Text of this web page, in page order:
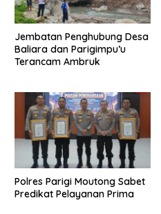
Jembatan Penghubung Desa
Baliara dan Parigimpu’u
Terancam Ambruk
Polres Parigi Moutong Sabet
Predikat Pelayanan Prima